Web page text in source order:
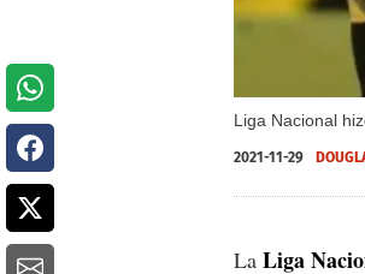
Liga Nacional
2021-11-29
La Liga